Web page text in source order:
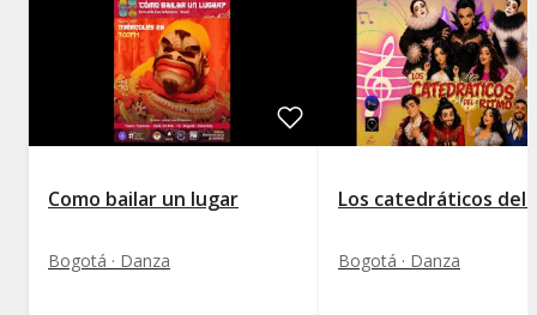
Como bailar un lugar
Bogotá · Danza
Los catedráticos del
Bogotá · Danza